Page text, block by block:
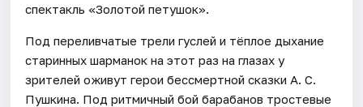
спектакль «Золотой петушок».
Под переливчатые трели гуслей и тёплое дыхание
старинных шарманок на этот раз на глазах у
зрителей оживут герои бессмертной сказки А. С.
Пушкина. Под ритмичный бой барабанов тростевые